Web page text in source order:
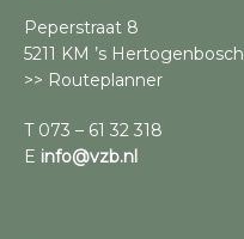
Peperstraat 8
5211 KM ’s Hertogenbosch
>> Routeplanner
T 073 – 61 32 318
E info@vzb.nl